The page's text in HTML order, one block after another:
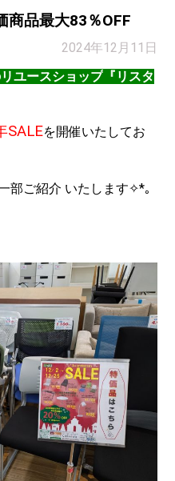
商品最大83％OFF
2024年12月11日
ユースショップ 『リスタ
SALEを開催いたしてお
部ご紹介 いたします✧*｡